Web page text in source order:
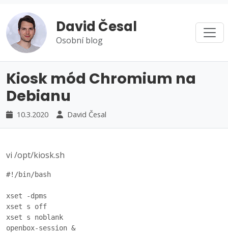
David Česal
Osobní blog
Kiosk mód Chromium na
Debianu
10.3.2020 David Česal
vi /opt/kiosk.sh
#!/bin/bash
xset -dpms
xset s off
xset s noblank
openbox-session &